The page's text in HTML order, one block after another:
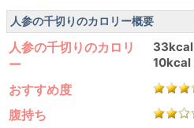
人参の千切りのカロリー概要
人参の千切りのカロリ
ー
33kcal
10kcal
おすすめ度
腹持ち